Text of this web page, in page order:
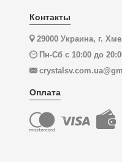
Контакты
29000 Украина, г.
Пн-Сб с 10:00 до
Оплата